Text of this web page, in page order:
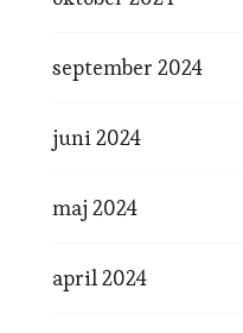
september 2024
juni 2024
maj 2024
april 2024